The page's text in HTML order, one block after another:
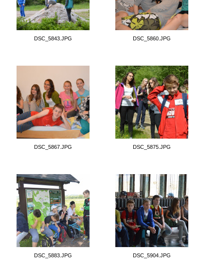
DSC_5843.JPG DSC_5860.JPG
DSC_5867.JPG DSC_5875.JPG
DSC_5883.JPG DSC_5904.JPG